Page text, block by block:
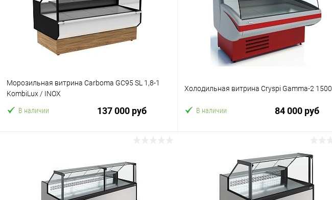
Морозильная витрина Carboma GC95 SL 1,8-1
KombiLux / INOX
В наличии 137 000 руб
Купить в 1 клик Сравнение
В избранное
Холодильная витрина Cryspi Gamma-2 1500
В наличии 84 000 руб
В корзину
Купить в 1 клик Сравнение
В избранное